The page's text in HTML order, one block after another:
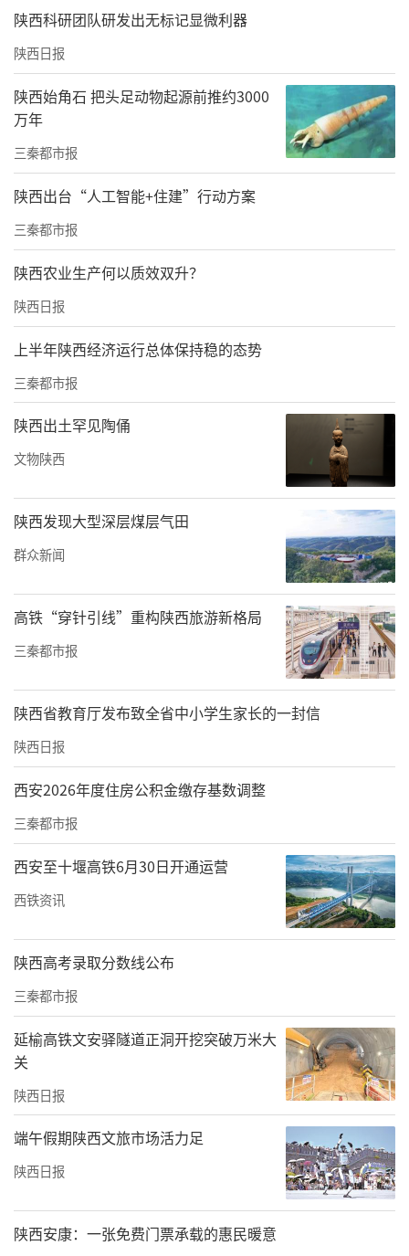
陕西边检总站边防检查处处长吕斌介绍，2025
年西安口岸入境外籍人员突破28万人次，同比
增长94%，其中超七成旅客通过单方面免签、
互免签证等便利化政策入境。签证政策优化与
出入境管理服务创新，直接推动了人员往来便
利化。
2025年，随着西安咸阳国际机场T5航站楼启
用，西安口岸查验环境大幅提升。T5航站楼出
入境候检面积扩大至6500平方米，人工与快捷
查验通道各增至36条；边检部门同步推出6项便
民利企举措，上线“陕西边检信息填报系
下速核”，申报效率提高40%；通过推广新一
代生物识别快捷通道，符合条件的旅客平均通
关时间缩短至10秒以内，整体通关效率显著提
2025年，西安咸阳国际机场新增至塔吉克斯坦
杜尚别、哈萨克斯坦奇姆肯特、土耳其伊斯坦
布尔等航线，西安至中西亚航点布局持续完
善。“空中丝路”不断织密，让西安与世界的
联结更为紧密。西安口岸往来中亚国家人员、
航班查验量同比分别增长56%、19%，充分体
现了共建“一带一路”倡议下的经贸人文交流
活力。
客运航班持续增长的同时，货运航班的增长也
十分显著。2025年，西安口岸出入境航班超1.4
万架次，同比增长46%。其中，客运航班1.2万
余架次、货运航班1700余架次，同比分别增长4
6%、78%。边检部门对部分重点货运航线实
施“优先查验、快速通关”，在保障安全管控
的同时提升供应链效率，助力陕西构建“东西
互济、内外联动”的开放新格局。
“西安口岸客货运输‘双增长’态势稳固，枢
纽辐射功能持续增强。”吕斌表示，边检部门
将聚焦空港口岸功能提升，持续优化边检查验
流程，以严密管控与高效服务进一步推动陕西
高水平对外开放。（记者 霍海澎）
责任编辑：白睿祺 赵森
陕西科研团队研发出无标记显微利器
陕西日报
陕西始角石 把头足动物起源前推约3000
万年
三秦都市报
陕西出台“人工智能+住建”行动方案
三秦都市报
陕西农业生产何以质效双升？
陕西日报
上半年陕西经济运行总体保持稳的态势
三秦都市报
陕西出土罕见陶俑
文物陕西
陕西发现大型深层煤层气田
群众新闻
高铁“穿针引线”重构陕西旅游新格局
三秦都市报
陕西省教育厅发布致全省中小学生家长的一封信
陕西日报
西安2026年度住房公积金缴存基数调整
三秦都市报
西安至十堰高铁6月30日开通运营
西铁资讯
陕西高考录取分数线公布
三秦都市报
延榆高铁文安驿隧道正洞开挖突破万米大
关
陕西日报
端午假期陕西文旅市场活力足
陕西日报
陕西安康：一张免费门票承载的惠民暖意